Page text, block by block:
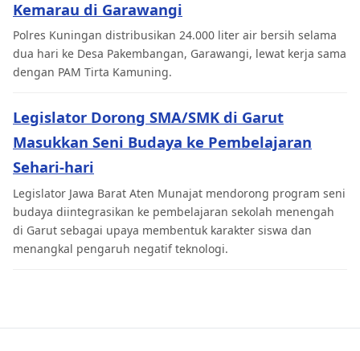
Kemarau di Garawangi
Polres Kuningan distribusikan 24.000 liter air bersih selama
dua hari ke Desa Pakembangan, Garawangi, lewat kerja sama
dengan PAM Tirta Kamuning.
Legislator Dorong SMA/SMK di Garut
Masukkan Seni Budaya ke Pembelajaran
Sehari-hari
Legislator Jawa Barat Aten Munajat mendorong program seni
budaya diintegrasikan ke pembelajaran sekolah menengah
di Garut sebagai upaya membentuk karakter siswa dan
menangkal pengaruh negatif teknologi.